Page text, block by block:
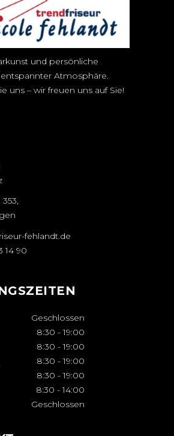
und persönliche
Atmosphäre.
uns – wir freuen uns auf Sie!
fehlandt.de
14 90
Geschlossen
8:30 - 19:00
8:30 - 19:00
8:30 - 19:00
8:30 - 19:00
8:30 - 14:00
Geschlossen